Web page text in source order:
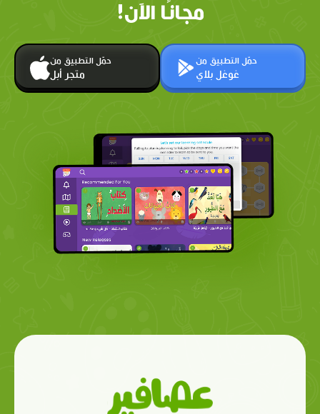
مجانًا الآن!
حمّل التطبيق من
متجر أبل
حمّل التطبيق من
غوغل بلاي